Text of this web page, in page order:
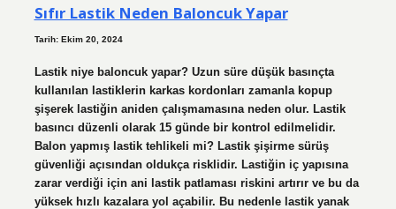
Sıfır Lastik Neden Baloncuk Yapar
Tarih: Ekim 20, 2024
Lastik niye baloncuk yapar? Uzun süre düşük basınçta
kullanılan lastiklerin karkas kordonları zamanla kopup
şişerek lastiğin aniden çalışmamasına neden olur. Lastik
basıncı düzenli olarak 15 günde bir kontrol edilmelidir.
Balon yapmış lastik tehlikeli mi? Lastik şişirme sürüş
güvenliği açısından oldukça risklidir. Lastiğin iç yapısına
zarar verdiği için ani lastik patlaması riskini artırır ve bu da
yüksek hızlı kazalara yol açabilir. Bu nedenle lastik yanak